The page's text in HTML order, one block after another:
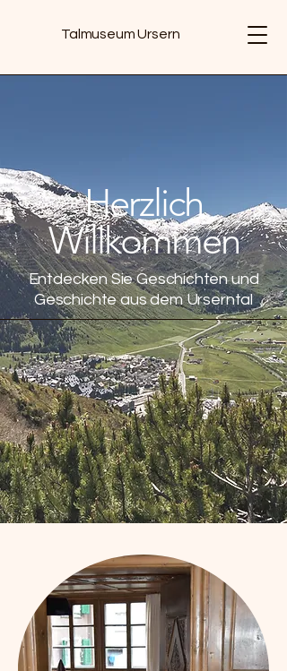
Talmuseum Ursern
Herzlich
Willkommen
Entdecken Sie Geschichten und
Geschichte aus dem Urserntal